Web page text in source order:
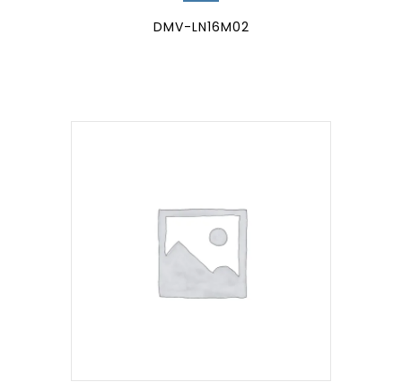
DMV-LN16M02